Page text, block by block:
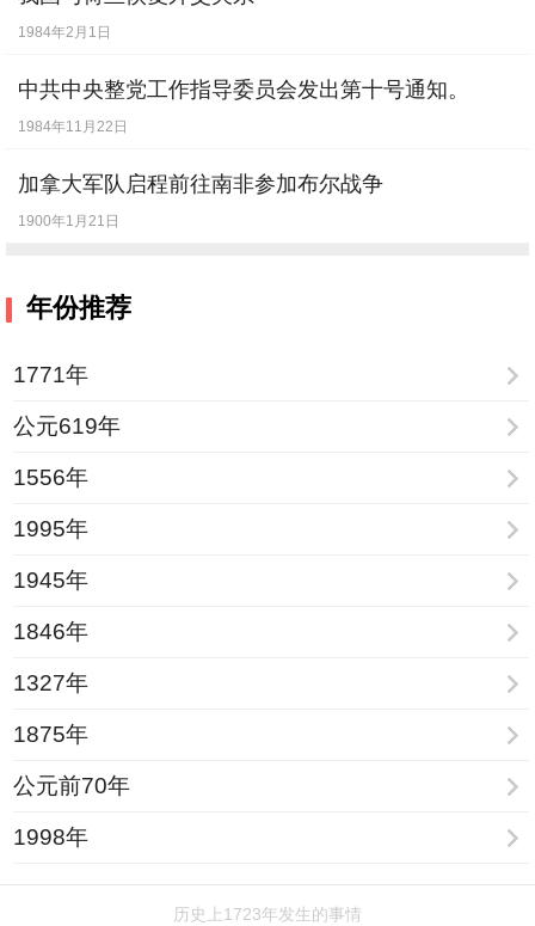
1984年2月1日
中共中央整党工作指导委员会发出第十号通知。
1984年11月22日
加拿大军队启程前往南非参加布尔战争
1900年1月21日
年份推荐
1771年
公元619年
1556年
1995年
1945年
1846年
1327年
1875年
公元前70年
1998年
历史上1723年发生的事情